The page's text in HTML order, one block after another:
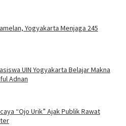
Yogyakarta Menjaga 245
UIN Yogyakarta Belajar Makna
Adnan
“Ojo Urik” Ajak Publik Rawat